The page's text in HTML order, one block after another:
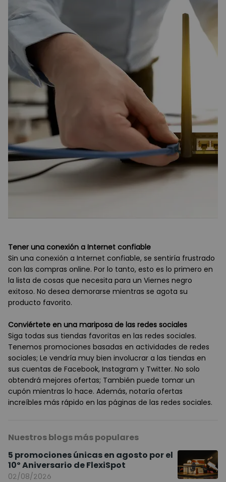
Tener una conexión a Internet confiable
Sin una conexión a Internet confiable, se sentiría frustrado
con las compras online. Por lo tanto, esto es lo primero en
la lista de cosas que necesita para un Viernes negro
exitoso. No desea demorarse mientras se agota su
producto favorito.
Conviértete en una mariposa de las redes sociales
Siga todas sus tiendas favoritas en las redes sociales.
Tenemos promociones basadas en actividades de redes
sociales; Le vendría muy bien involucrar a las tiendas en
sus cuentas de Facebook, Instagram y Twitter. No solo
obtendrá mejores ofertas; También puede tomar un
cupón mientras lo hace. Además, notaría ofertas
increíbles más rápido en las páginas de las redes sociales.
Nuestros blogs más populares
5 promociones únicas en agosto por el
10º Aniversario de FlexiSpot
02/08/2026